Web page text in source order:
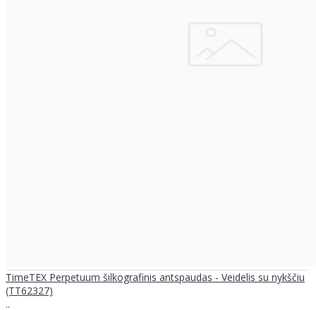
TimeTEX Perpetuum šilkografinis antspaudas - Veidelis su nykščiu
(TT62327)
..